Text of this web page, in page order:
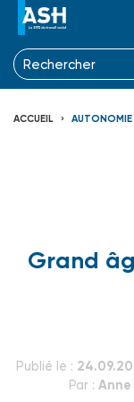
ACCUEIL AUTONOMIE
Grand
Publié le :
Par : Anne